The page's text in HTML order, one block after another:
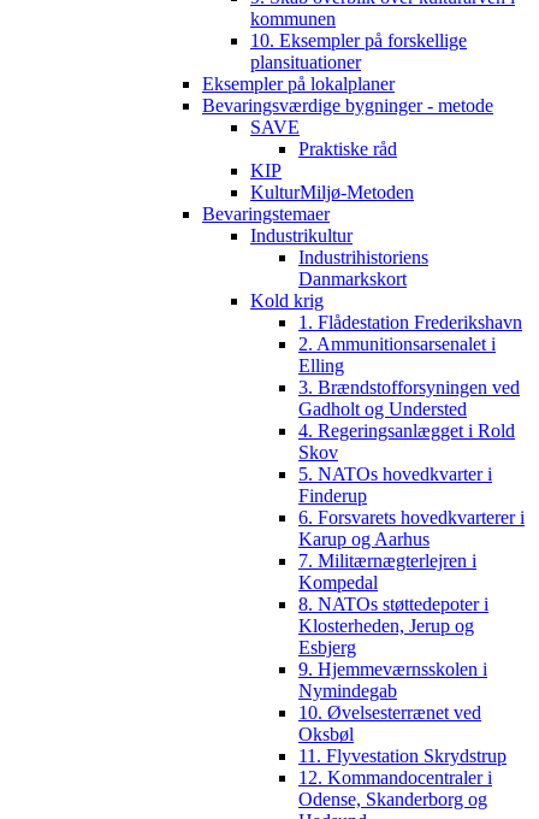
kommunen
10. Eksempler på forskellige
plansituationer
Eksempler på lokalplaner
Bevaringsværdige bygninger - metode
SAVE
Praktiske råd
KIP
KulturMiljø-Metoden
Bevaringstemaer
Industrikultur
Industrihistoriens
Danmarkskort
Kold krig
1. Flådestation Frederikshavn
2. Ammunitionsarsenalet i
Elling
3. Brændstofforsyningen ved
Gadholt og Understed
4. Regeringsanlægget i Rold
Skov
5. NATOs hovedkvarter i
Finderup
6. Forsvarets hovedkvarterer i
Karup og Aarhus
7. Militærnægterlejren i
Kompedal
8. NATOs støttedepoter i
Klosterheden, Jerup og
Esbjerg
9. Hjemmeværnsskolen i
Nymindegab
10. Øvelsesterrænet ved
Oksbøl
11. Flyvestation Skrydstrup
12. Kommandocentraler i
Odense, Skanderborg og